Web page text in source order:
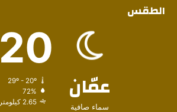
الطقس
عمّان
سماء صافية
20
29º - 20º
72%
2.65 كيلومتر/ساعة